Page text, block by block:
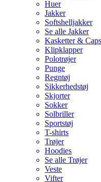
Huer
Jakker
Softshelljakker
Se alle Jakker
Kasketter & Caps
Klipklapper
Polotrøjer
Punge
Regntøj
Sikkerhedstøj
Skjorter
Sokker
Solbriller
Sportstøj
T-shirts
Trøjer
Hoodies
Se alle Trøjer
Veste
Vifter